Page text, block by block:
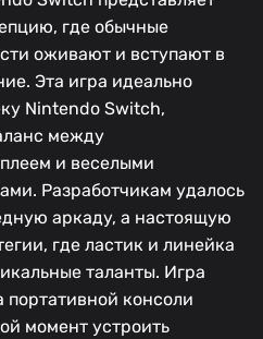
где обычные
оживают и вступают в
Эта игра идеально
Nintendo Switch,
между
и веселыми
Разработчикам удалось
аркаду, а настоящую
где ластик и линейка
таланты. Игра
портативной консоли
момент устроить